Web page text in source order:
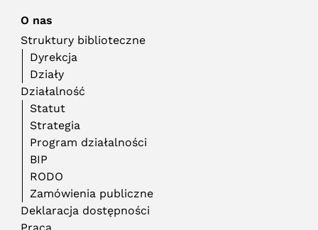
O nas
Struktury biblioteczne
Dyrekcja
Działy
Działalność
Statut
Strategia
Program działalności
BIP
RODO
Zamówienia publiczne
Deklaracja dostępności